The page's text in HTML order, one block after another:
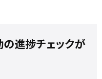
進捗チェックが